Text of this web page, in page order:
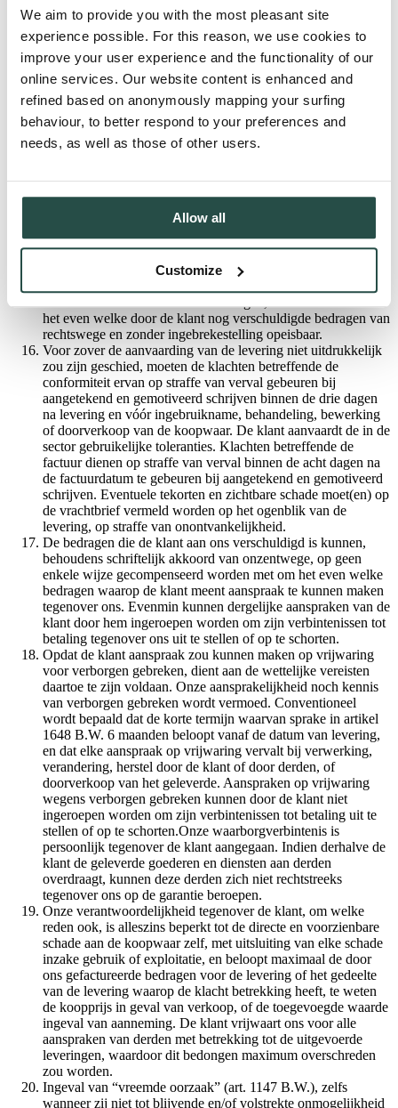
We aim to provide you with the most pleasant site
experience possible. For this reason, we use cookies to
improve your user experience and the functionality of our
online services. Our website content is enhanced and
refined based on anonymously mapping your surfing
behaviour, to better respond to your preferences and
needs, as well as those of other users.
Allow all
Customize
wij ons het recht voor nog niet geleverde orders te annuleren
of de uitvoering ervan te schorsen, hetgeen aan de klant
aangetekend wordt medegedeeld. Bij annulering is de klant
van rechtswege een schadevergoeding verschuldigd waarvan
het minimum is vastgesteld op 25% - verhoogd tot 65 %
ingeval van maatwerk - van de koopprijs B.T.W. exclusief,
het meer gevorderde door ons te bewijzen.Bovendien worden
in dat geval om het even welke door de klant nog
verschuldigde bedragen van rechtswege en zonder
Wanneer objectieve elementen (zoals geprotesteerde wissels,
opzegging krediet, bewarende of uitvoerende beslagen,
achterstallen tegenover schuldeisers, enz.) wijzen op
liquiditeitsproblemen bij de klant, zijn wij gerechtigd de
het even welke door de klant nog verschuldigde bedragen van
rechtswege en zonder ingebrekestelling opeisbaar.
Voor zover de aanvaarding van de levering niet uitdrukkelijk
zou zijn geschied, moeten de klachten betreffende de
conformiteit ervan op straffe van verval gebeuren bij
aangetekend en gemotiveerd schrijven binnen de drie dagen
na levering en vóór ingebruikname, behandeling, bewerking
of doorverkoop van de koopwaar. De klant aanvaardt de in de
sector gebruikelijke toleranties. Klachten betreffende de
factuur dienen op straffe van verval binnen de acht dagen na
de factuurdatum te gebeuren bij aangetekend en gemotiveerd
schrijven. Eventuele tekorten en zichtbare schade moet(en) op
de vrachtbrief vermeld worden op het ogenblik van de
levering, op straffe van onontvankelijkheid.
De bedragen die de klant aan ons verschuldigd is kunnen,
behoudens schriftelijk akkoord van onzentwege, op geen
enkele wijze gecompenseerd worden met om het even welke
bedragen waarop de klant meent aanspraak te kunnen maken
tegenover ons. Evenmin kunnen dergelijke aanspraken van de
klant door hem ingeroepen worden om zijn verbintenissen tot
betaling tegenover ons uit te stellen of op te schorten.
Opdat de klant aanspraak zou kunnen maken op vrijwaring
voor verborgen gebreken, dient aan de wettelijke vereisten
daartoe te zijn voldaan. Onze aansprakelijkheid noch kennis
van verborgen gebreken wordt vermoed. Conventioneel
wordt bepaald dat de korte termijn waarvan sprake in artikel
1648 B.W. 6 maanden beloopt vanaf de datum van levering,
en dat elke aanspraak op vrijwaring vervalt bij verwerking,
verandering, herstel door de klant of door derden, of
doorverkoop van het geleverde. Aanspraken op vrijwaring
wegens verborgen gebreken kunnen door de klant niet
ingeroepen worden om zijn verbintenissen tot betaling uit te
stellen of op te schorten.Onze waarborgverbintenis is
persoonlijk tegenover de klant aangegaan. Indien derhalve de
klant de geleverde goederen en diensten aan derden
overdraagt, kunnen deze derden zich niet rechtstreeks
tegenover ons op de garantie beroepen.
Onze verantwoordelijkheid tegenover de klant, om welke
reden ook, is alleszins beperkt tot de directe en voorzienbare
schade aan de koopwaar zelf, met uitsluiting van elke schade
inzake gebruik of exploitatie, en beloopt maximaal de door
ons gefactureerde bedragen voor de levering of het gedeelte
van de levering waarop de klacht betrekking heeft, te weten
de koopprijs in geval van verkoop, of de toegevoegde waarde
ingeval van aanneming. De klant vrijwaart ons voor alle
aanspraken van derden met betrekking tot de uitgevoerde
leveringen, waardoor dit bedongen maximum overschreden
zou worden.
Ingeval van “vreemde oorzaak” (art. 1147 B.W.), zelfs
wanneer zij niet tot blijvende en/of volstrekte onmogelijkheid